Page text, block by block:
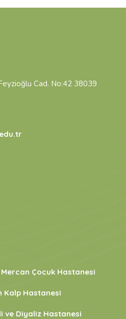
Cad. No:42 38039
Çocuk Hastanesi
Kalp Hastanesi
ve Diyaliz Hastanesi